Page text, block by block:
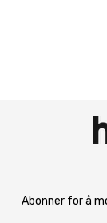
Abonner for å